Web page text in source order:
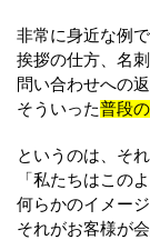
非常に身近な例で
挨拶の仕方、名
問い合わせへの返
そういった普段
というのは、そ
「私たちはこの
何らかのイメー
それがお客様が